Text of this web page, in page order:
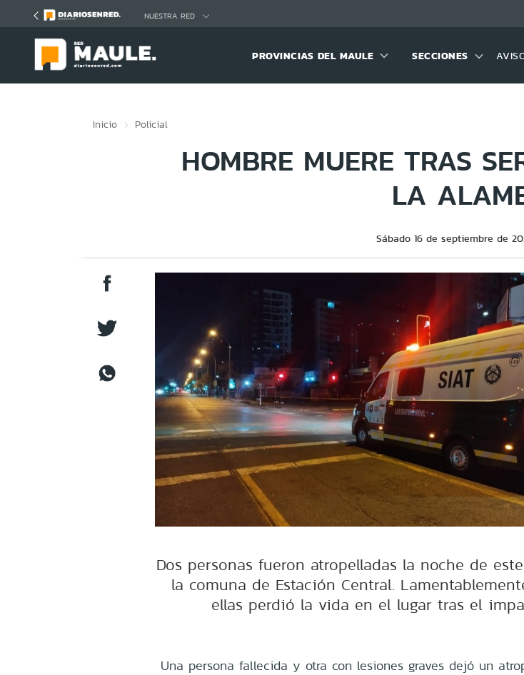
NUESTRA RED
PROVINCIAS DEL MAULE SECCIONES
Inicio Policial
HOMBRE MUERE TRAS
LA
Sábado 16 de septiembre de
Dos personas fueron atropelladas la noche de
la comuna de Estación Central.
ellas perdió la vida en el lugar tras el
Una persona fallecida y otra con lesiones graves dejó un